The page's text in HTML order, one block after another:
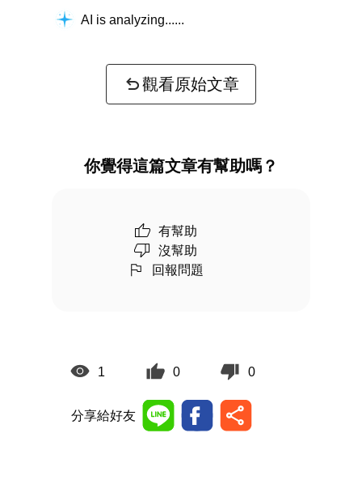
AI is analyzing...
觀看原始文章
你覺得這篇文章有幫助嗎？
有幫助
沒幫助
回報問題
1 0 0
分享給好友